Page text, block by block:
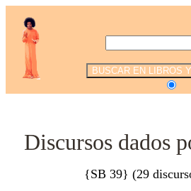
Discursos dados
{SB 39} (29